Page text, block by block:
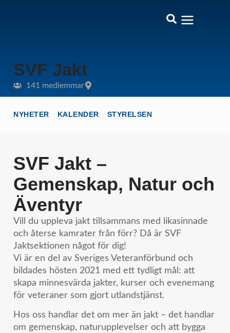
SVF Jakt
141 medlemmar
NYHETER KALENDER STYRELSEN
SVF Jakt –
Gemenskap, Natur och
Äventyr
Vill du uppleva jakt tillsammans med likasinnade
och återse kamrater från förr? Då är SVF
Jaktsektionen något för dig!
Vi är en del av Sveriges Veteranförbund och
bildades hösten 2021 med ett tydligt mål: att
skapa minnesvärda jakter, kurser och evenemang
för veteraner som gjort utlandstjänst.
Hos oss handlar det om mer än jakt – det handlar
om gemenskap, naturupplevelser och att bygga